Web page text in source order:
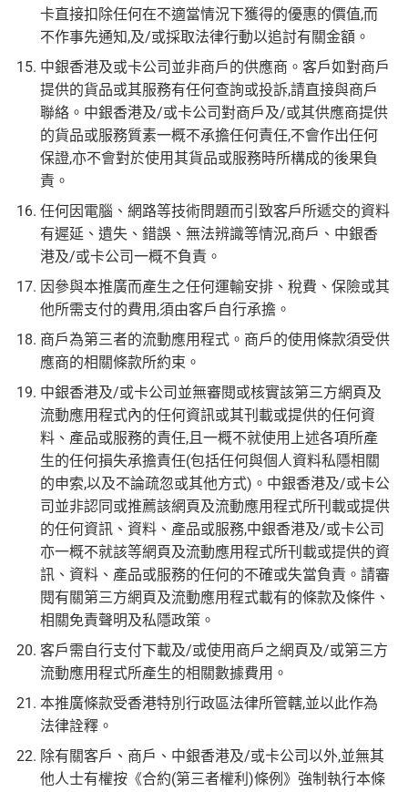
卡直接扣除任何在不適當情況下獲得的優惠的價值,而
不作事先通知,及/或採取法律行動以追討有關金額。
中銀香港及或卡公司並非商戶的供應商。客戶如對商戶
提供的貨品或其服務有任何查詢或投訴,請直接與商戶
聯絡。中銀香港及/或卡公司對商戶及/或其供應商提供
的貨品或服務質素一概不承擔任何責任,不會作出任何
保證,亦不會對於使用其貨品或服務時所構成的後果負
責。
任何因電腦、網路等技術問題而引致客戶所遞交的資料
有遲延、遺失、錯誤、無法辨識等情況,商戶、中銀香
港及/或卡公司一概不負責。
因參與本推廣而產生之任何運輸安排、稅費、保險或其
他所需支付的費用,須由客戶自行承擔。
商戶為第三者的流動應用程式。商戶的使用條款須受供
應商的相關條款所約束。
中銀香港及/或卡公司並無審閱或核實該第三方網頁及
流動應用程式內的任何資訊或其刊載或提供的任何資
料、產品或服務的責任,且一概不就使用上述各項所產
生的任何損失承擔責任(包括任何與個人資料私隱相關
的申索,以及不論疏忽或其他方式)。中銀香港及/或卡公
司並非認同或推薦該網頁及流動應用程式所刊載或提供
的任何資訊、資料、產品或服務,中銀香港及/或卡公司
亦一概不就該等網頁及流動應用程式所刊載或提供的資
訊、資料、產品或服務的任何的不確或失當負責。請審
閱有關第三方網頁及流動應用程式載有的條款及條件、
相關免責聲明及私隱政策。
客戶需自行支付下載及/或使用商戶之網頁及/或第三方
流動應用程式所產生的相關數據費用。
本推廣條款受香港特別行政區法律所管轄,並以此作為
法律詮釋。
除有關客戶、商戶、中銀香港及/或卡公司以外,並無其
他人士有權按《合約(第三者權利)條例》強制執行本條